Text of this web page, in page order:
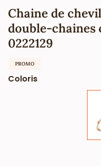
Chaine de
double-chaines
0222129
PROMO
Coloris